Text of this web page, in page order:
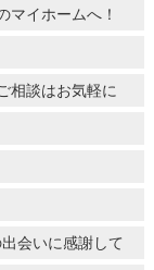
イホームへ！
相談はお気軽に
会いに感謝して